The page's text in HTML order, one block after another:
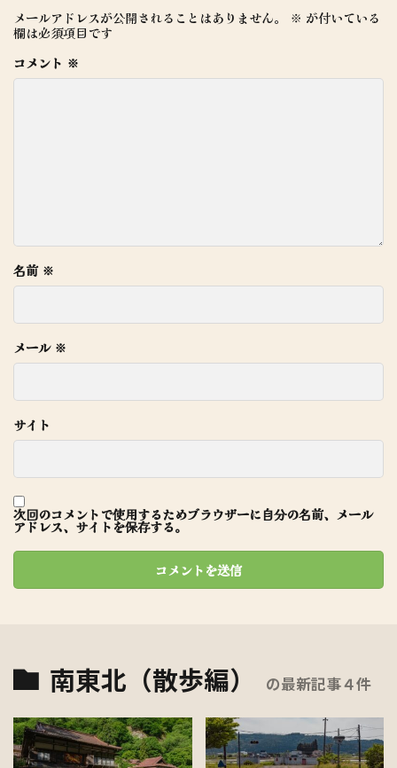
メールアドレスが公開されることはありません。 ※ が付いている
欄は必須項目です
コメント ※
名前 ※
メール ※
サイト
次回のコメントで使用するためブラウザーに自分の名前、メール
アドレス、サイトを保存する。
南東北（散歩編） の最新記事４件